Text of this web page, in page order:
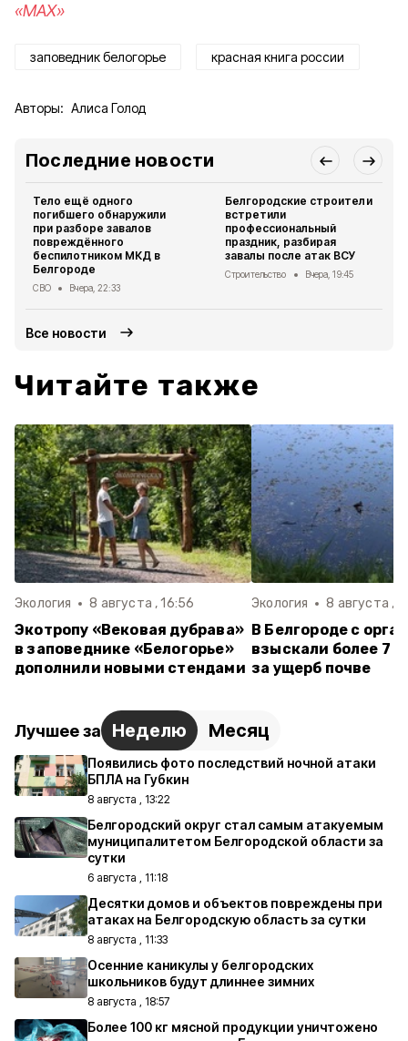
«MAX»
заповедник белогорье красная книга россии
Авторы: Алиса Голод
Последние новости
Тело ещё одного
погибшего обнаружили
при разборе завалов
повреждённого
беспилотником МКД в
Белгороде
СВО Вчера, 22:33
Белгородские строители
встретили
профессиональный
праздник, разбирая
завалы после атак ВСУ
Строительство Вчера, 19:45
Все новости
Читайте также
Экология 8 августа , 16:56
Экотропу «Вековая дубрава»
в заповеднике «Белогорье»
дополнили новыми стендами
Экология 8 августа ,
В Белгороде с
взыскали более 7
за ущерб почве
Лучшее за Неделю Месяц
Появились фото последствий ночной атаки
БПЛА на Губкин
8 августа , 13:22
Белгородский округ стал самым атакуемым
муниципалитетом Белгородской области за
сутки
6 августа , 11:18
Десятки домов и объектов повреждены при
атаках на Белгородскую область за сутки
8 августа , 11:33
Осенние каникулы у белгородских
школьников будут длиннее зимних
8 августа , 18:57
Более 100 кг мясной продукции уничтожено